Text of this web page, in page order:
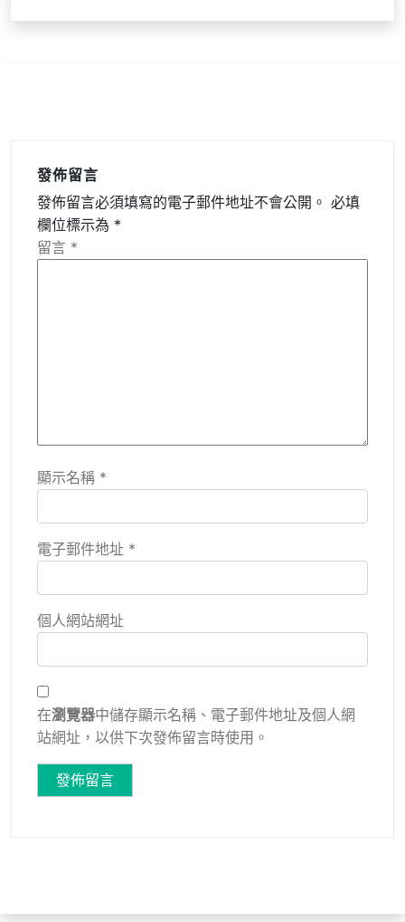
發佈留言
發佈留言必須填寫的電子郵件地址不會公開。 必填
欄位標示為 *
留言 *
顯示名稱 *
電子郵件地址 *
個人網站網址
在瀏覽器中儲存顯示名稱、電子郵件地址及個人網
站網址，以供下次發佈留言時使用。